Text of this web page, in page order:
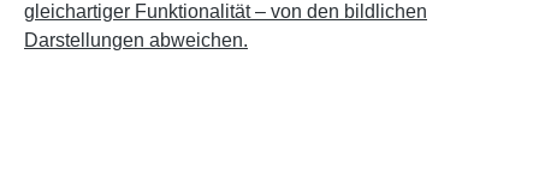
gleichartiger Funktionalität – von den bildlichen
Darstellungen abweichen.